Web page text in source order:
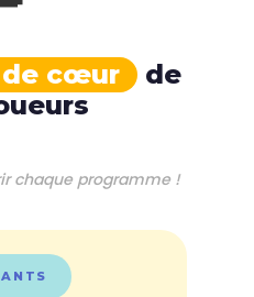
de cœur de
chaque programme !